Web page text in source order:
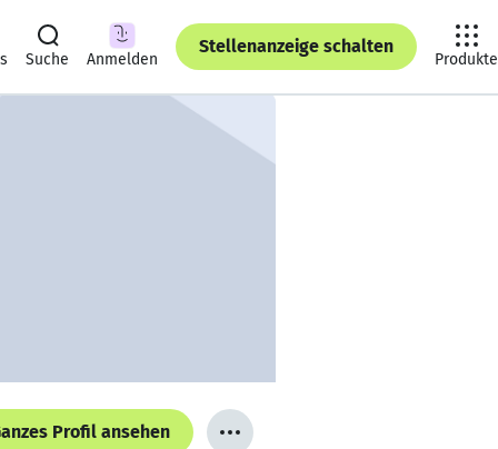
Suche Anmelden
Stellenanzeige schalten
Produkte
Profil ansehen